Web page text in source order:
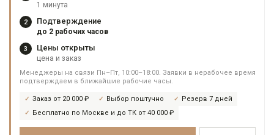
1 минута
2 Подтверждение
до 2 рабочих часов
3 Цены открыты
цена и заказ
Менеджеры на связи Пн–Пт, 10:00–18:00. Заявки в нерабочее время
подтверждаем в ближайшие рабочие часы.
Заказ от 20 000 ₽ Выбор поштучно
Резерв 7 дней
Бесплатно по Москве и до ТК от 40 000 ₽